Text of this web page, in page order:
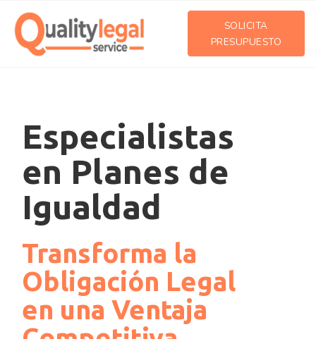
SOLICITA
PRESUPUESTO
Especialistas
en Planes de
Igualdad
Transforma la
Obligación Legal
en una Ventaja